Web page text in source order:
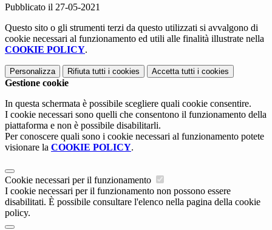
Pubblicato il 27-05-2021
Questo sito o gli strumenti terzi da questo utilizzati si avvalgono di
cookie necessari al funzionamento ed utili alle finalità illustrate nella
COOKIE POLICY.
Personalizza Rifiuta tutti i cookies Accetta tutti i cookies
Gestione cookie
In questa schermata è possibile scegliere quali cookie consentire.
I cookie necessari sono quelli che consentono il funzionamento della
piattaforma e non è possibile disabilitarli.
Per conoscere quali sono i cookie necessari al funzionamento potete
visionare la COOKIE POLICY.
Cookie necessari per il funzionamento
I cookie necessari per il funzionamento non possono essere
disabilitati. È possibile consultare l'elenco nella pagina della cookie
policy.